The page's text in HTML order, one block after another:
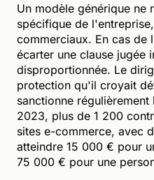
Un modèle générique ne
spécifique de
commerciaux. En cas de
écarter une clause jugée
disproportionnée. Le
protection qu'il croyait
sanctionne régulièrement
2023, plus de 1 200
sites e-commerce, avec
atteindre 15 000 € pour
75 000 € pour une